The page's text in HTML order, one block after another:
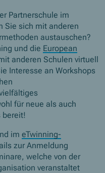
Partnerschule im
Sie sich mit anderen
austauschen?
und die European
anderen Schulen virtuell
Interesse an Workshops
für neue als auch
bereit!
imeTwinning-
zur Anmeldung
welche von der
veranstaltet